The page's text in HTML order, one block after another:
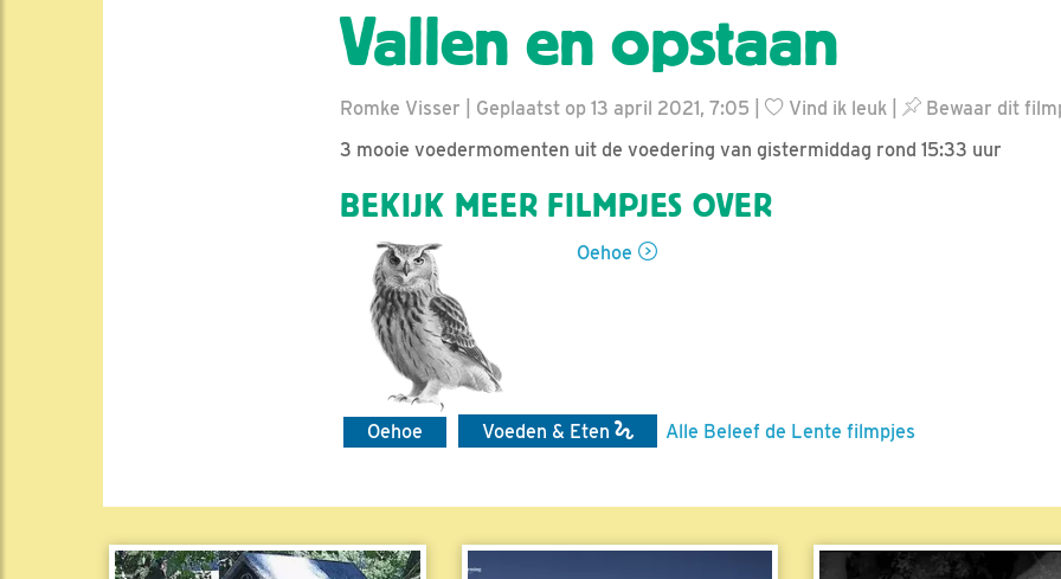
Vallen en opstaan
Romke Visser | Geplaatst op 13 april 2021, 7:05 | Vind ik leuk Bewaar dit
3 mooie voedermomenten uit de voedering van gistermiddag rond 15:33 uur
BEKIJK MEER FILMPJES OVER
Oehoe
Oehoe Voeden & Eten Alle Beleef de Lente filmpjes